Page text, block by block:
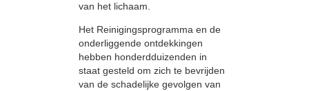
van het lichaam.
Het Reinigingsprogramma en de
onderliggende ontdekkingen
hebben honderdduizenden in
staat gesteld om zich te bevrijden
van de schadelijke gevolgen van